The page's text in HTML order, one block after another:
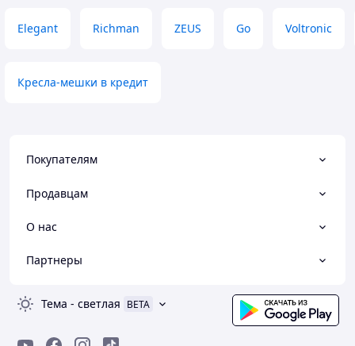
Elegant Richman ZEUS Go Voltronic
Кресла-мешки в кредит
Покупателям
Продавцам
О нас
Партнеры
Тема - светлая BETA